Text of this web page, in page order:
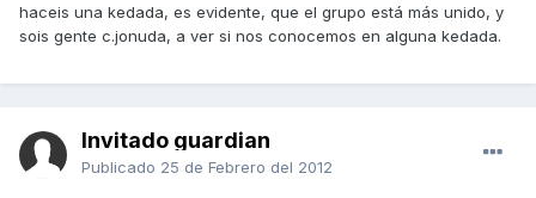
haceis una kedada, es evidente, que el grupo está más unido, y
sois gente c.jonuda, a ver si nos conocemos en alguna kedada.
Invitado guardian
Publicado 25 de Febrero del 2012